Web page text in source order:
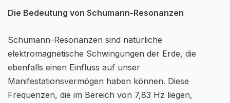
Die Bedeutung von Schumann-Resonanzen
Schumann-Resonanzen sind natürliche
elektromagnetische Schwingungen der Erde, die
ebenfalls einen Einfluss auf unser
Manifestationsvermögen haben können. Diese
Frequenzen, die im Bereich von 7,83 Hz liegen,